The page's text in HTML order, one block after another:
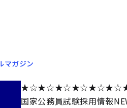
マガジン
国家公務員試験採用情報